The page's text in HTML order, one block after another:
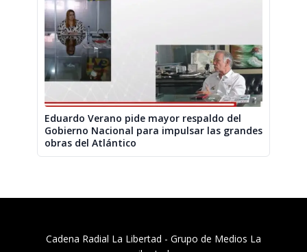
Eduardo Verano pide mayor respaldo del
Gobierno Nacional para impulsar las grandes
obras del Atlántico
Cadena Radial La Libertad​ - Grupo de Medios La